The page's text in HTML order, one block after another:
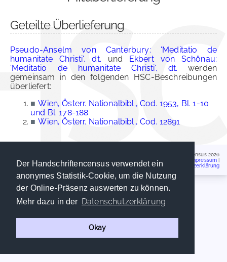
Der Handschriftencensus verwendet ein
anonymes Statistik-Cookie, um die Nutzung
der Online-Präsenz auswerten zu können.
Mehr dazu in der Datenschutzerklärung
Okay
Geteilte Überlieferung
Pseudo-Anselm von Canterbury: 'Meditatio de
humanitate Christi', dt. und Ekbert von Schönau:
'Meditatio de humanitate Christi', dt. werden
gemeinsam in den folgenden HSC-Beschreibungen
überliefert:
■ Wien, Österr. Nationalbibl., Cod. 1953, Bl. 1-10
und Bl. 178-188
■ Wien, Österr. Nationalbibl., Cod. 12891
Handschriftencensus 2026
Impressum
Datenschutzerklärung